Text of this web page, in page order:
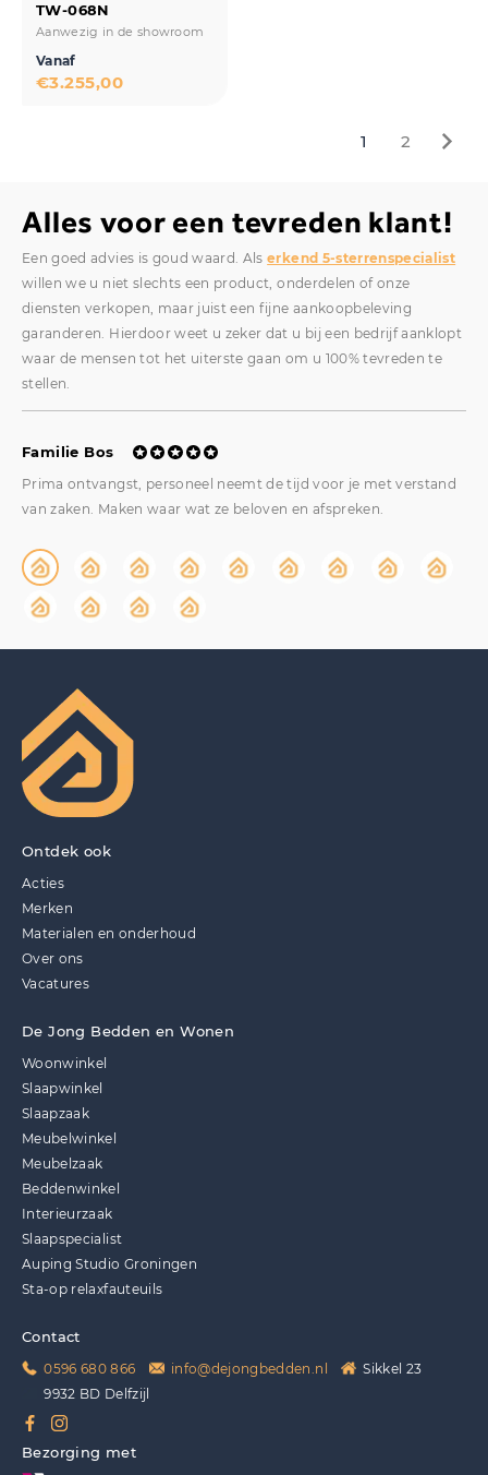
TW-068N
Aanwezig in de showroom
Vanaf
€3.255,00
1 2
Alles voor een tevreden klant!
Een goed advies is goud waard. Alserkend 5-sterrenspecialist
willen we u niet slechts een product, onderdelen of onze
diensten verkopen, maar juist een fijne aankoopbeleving
garanderen. Hierdoor weet u zeker dat u bij een bedrijf aanklopt
waar de mensen tot het uiterste gaan om u 100% tevreden te
stellen.
Familie Bos
Prima ontvangst, personeel neemt de tijd voor je met verstand
van zaken. Maken waar wat ze beloven en afspreken.
Ontdek ook
Acties
Merken
Materialen en onderhoud
Over ons
Vacatures
De Jong Bedden en Wonen
Woonwinkel
Slaapwinkel
Slaapzaak
Meubelwinkel
Meubelzaak
Beddenwinkel
Interieurzaak
Slaapspecialist
Auping Studio Groningen
Sta-op relaxfauteuils
Contact
0596 680 866 info@dejongbedden.nl
Sikkel 23
9932 BD Delfzijl
Bezorging met